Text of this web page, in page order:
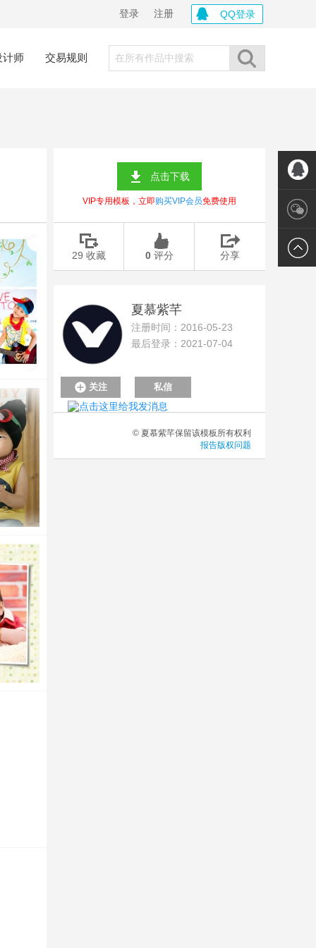
QQ登录
注册
登录
计师 交易规则
点击下载
VIP专用模板，立即购买VIP会员免费使用
29 收藏 0 评分 分享
夏慕紫芊
注册时间：2016-05-23
最后登录：2021-07-04
关注 私信
© 夏慕紫芊保留该模板所有权利
报告版权问题
联系我
们
微信帐